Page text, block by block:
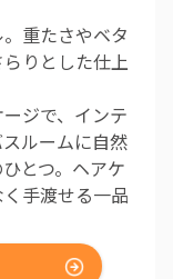
重たさやベタ
りとした仕上
ジで、インテ
ルームに自然
とつ。ヘアケ
手渡せる一品